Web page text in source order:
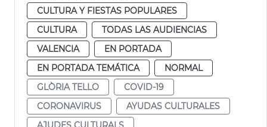
CULTURA Y FIESTAS POPULARES
CULTURA
TODAS LAS AUDIENCIAS
VALENCIA
EN PORTADA
EN PORTADA TEMÁTICA
NORMAL
GLÒRIA TELLO
COVID-19
CORONAVIRUS
AYUDAS CULTURALES